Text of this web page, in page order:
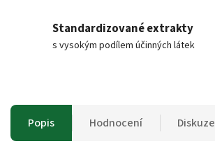
Standardizované extrakty
s vysokým podílem účinných látek
Popis Hodnocení Diskuze